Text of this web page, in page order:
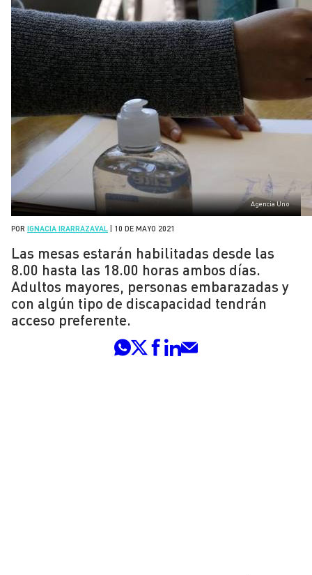
Agencia Uno
POR IGNACIA IRARRAZAVAL 10 DE MAYO 2021
Las mesas estarán habilitadas desde las
8.00 hasta las 18.00 horas ambos días.
Adultos mayores, personas embarazadas y
con algún tipo de discapacidad tendrán
acceso preferente.